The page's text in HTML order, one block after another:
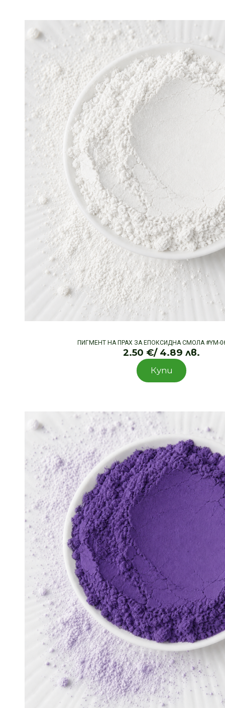
ПИГМЕНТ НА ПРАХ ЗА ЕПОКСИДНА СМОЛА #YM-
2.50 €/ 4.89 лв.
Купи